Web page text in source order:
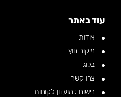
עוד באתר
אודות
מיקור חוץ
בלוג
צרו קשר
רישום למועדון לקוחות